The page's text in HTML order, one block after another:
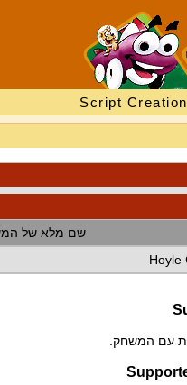
Script
שם מלא של
Hoyle
עם המשחק.